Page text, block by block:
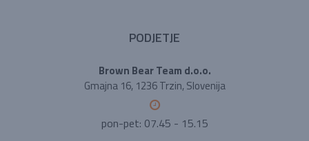
PODJETJE
Brown Bear Team d.o.o.
Gmajna 16, 1236 Trzin, Slovenija
pon-pet: 07.45 - 15.15